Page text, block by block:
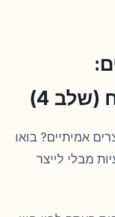
4)
אמיתיים? בואו
מבלי לייצר